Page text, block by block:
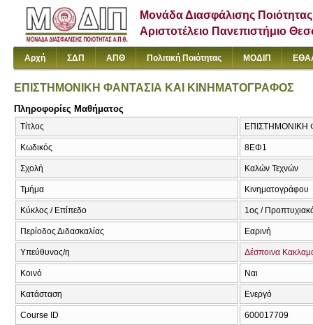
Μονάδα Διασφάλισης Ποιότητας
Αριστοτέλειο Πανεπιστήμιο
Αρχή ΣΔΠ ΑΠΘ Πολιτική Ποιότητας ΜΟΔΙΠ
ΕΠΙΣΤΗΜΟΝΙΚΗ ΦΑΝΤΑΣΙΑ ΚΑΙ ΚΙΝΗΜΑΤΟΓΡΑΦΟΣ
Πληροφορίες Μαθήματος
Τίτλος ΕΠΙΣΤΗΜΟΝΙΚΗ
Κωδικός 8ΕΦ1
Σχολή Καλών Τεχνών
Τμήμα Κινηματογράφου
Κύκλος / Επίπεδο 1ος /
Περίοδος Διδασκαλίας Εαρινή
Υπεύθυνος/η Δέσποινα
Κοινό Ναι
Κατάσταση Ενεργό
Course ID 600017709